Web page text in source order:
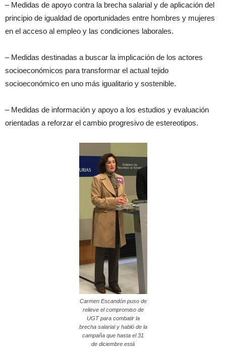
– Medidas de apoyo contra la brecha salarial y de aplicación del
principio de igualdad de oportunidades entre hombres y mujeres
en el acceso al empleo y las condiciones laborales.
– Medidas destinadas a buscar la implicación de los actores
socioeconómicos para transformar el actual tejido
socioeconómico en uno más igualitario y sostenible.
– Medidas de información y apoyo a los estudios y evaluación
orientadas a reforzar el cambio progresivo de estereotipos.
Carmen Escandón puso de
relieve el compromiso de
UGT para combatir la
brecha salarial y habló de la
campaña que hasta el 31
de diciembre está